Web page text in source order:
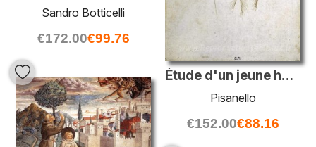
Sandro Botticelli
€172.00€99.76
Étude d'un jeune homme avec ses mains attachées derrière son dos
Pisanello
€152.00€88.16